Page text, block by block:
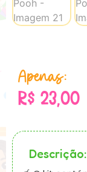
Apenas:
R$ 23,00
Descrição: